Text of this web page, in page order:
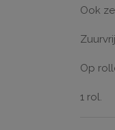
Ook
Op
1 rol.